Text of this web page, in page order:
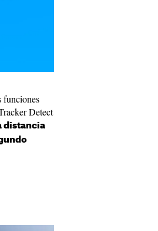
funciones
Detect
distancia